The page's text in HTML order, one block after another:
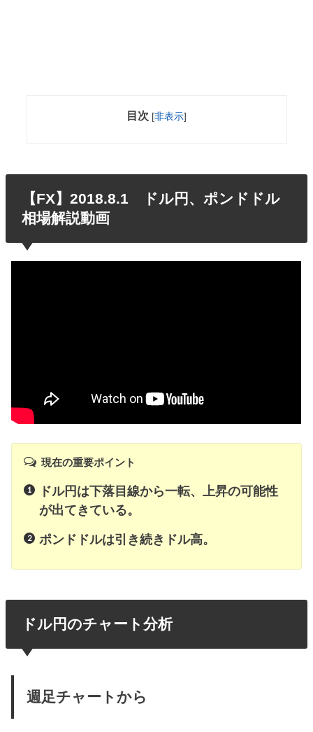
目次 [非表示]
【FX】2018.8.1 ドル円、ポンドドル
相場解説動画
現在の重要ポイント
ドル円は下落目線から一転、上昇の可能性
が出てきている。
ポンドドルは引き続きドル高。
ドル円のチャート分析
週足チャートから